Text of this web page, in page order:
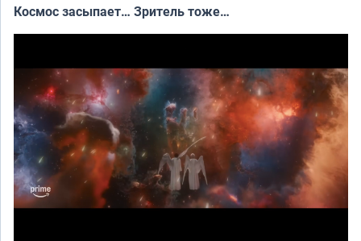
Космос засыпает… Зритель тоже…